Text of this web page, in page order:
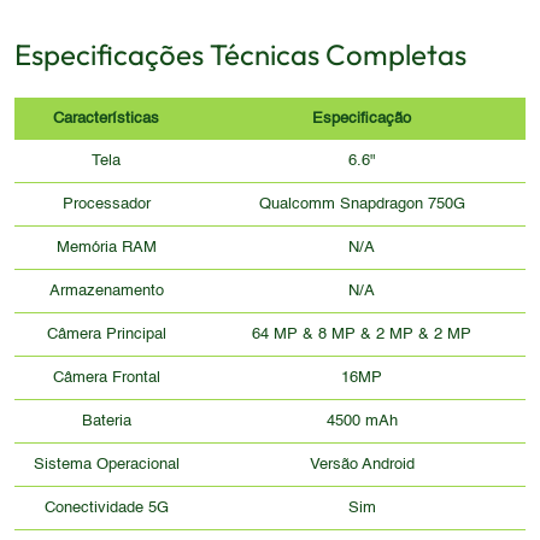
Especificações Técnicas Completas
Características Especificação
Tela 6.6"
Processador Qualcomm Snapdragon 750G
Memória RAM N/A
Armazenamento N/A
Câmera Principal 64 MP & 8 MP & 2 MP & 2 MP
Câmera Frontal 16MP
Bateria 4500 mAh
Sistema Operacional Versão Android
Conectividade 5G Sim